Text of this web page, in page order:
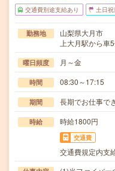
交通費別途支給あり 土日
勤務地
山梨県大月市
上大月駅から車
曜日頻度 月～金
時間 08:30～17:15
期間 長期でお仕事で
時給 時給1800円
交通費
交通費規定内支